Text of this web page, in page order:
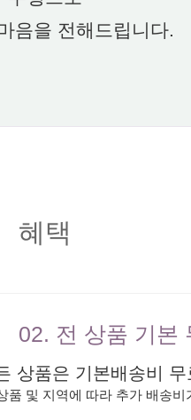
음을 전해드립니다.
혜택
02. 전 상품 기본
상품은 기본배송비
품 및 지역에 따라 추가 배송비